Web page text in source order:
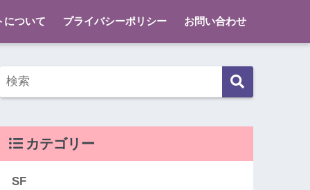
について プライバシーポリシー お問い合わせ
カテゴリー
SF